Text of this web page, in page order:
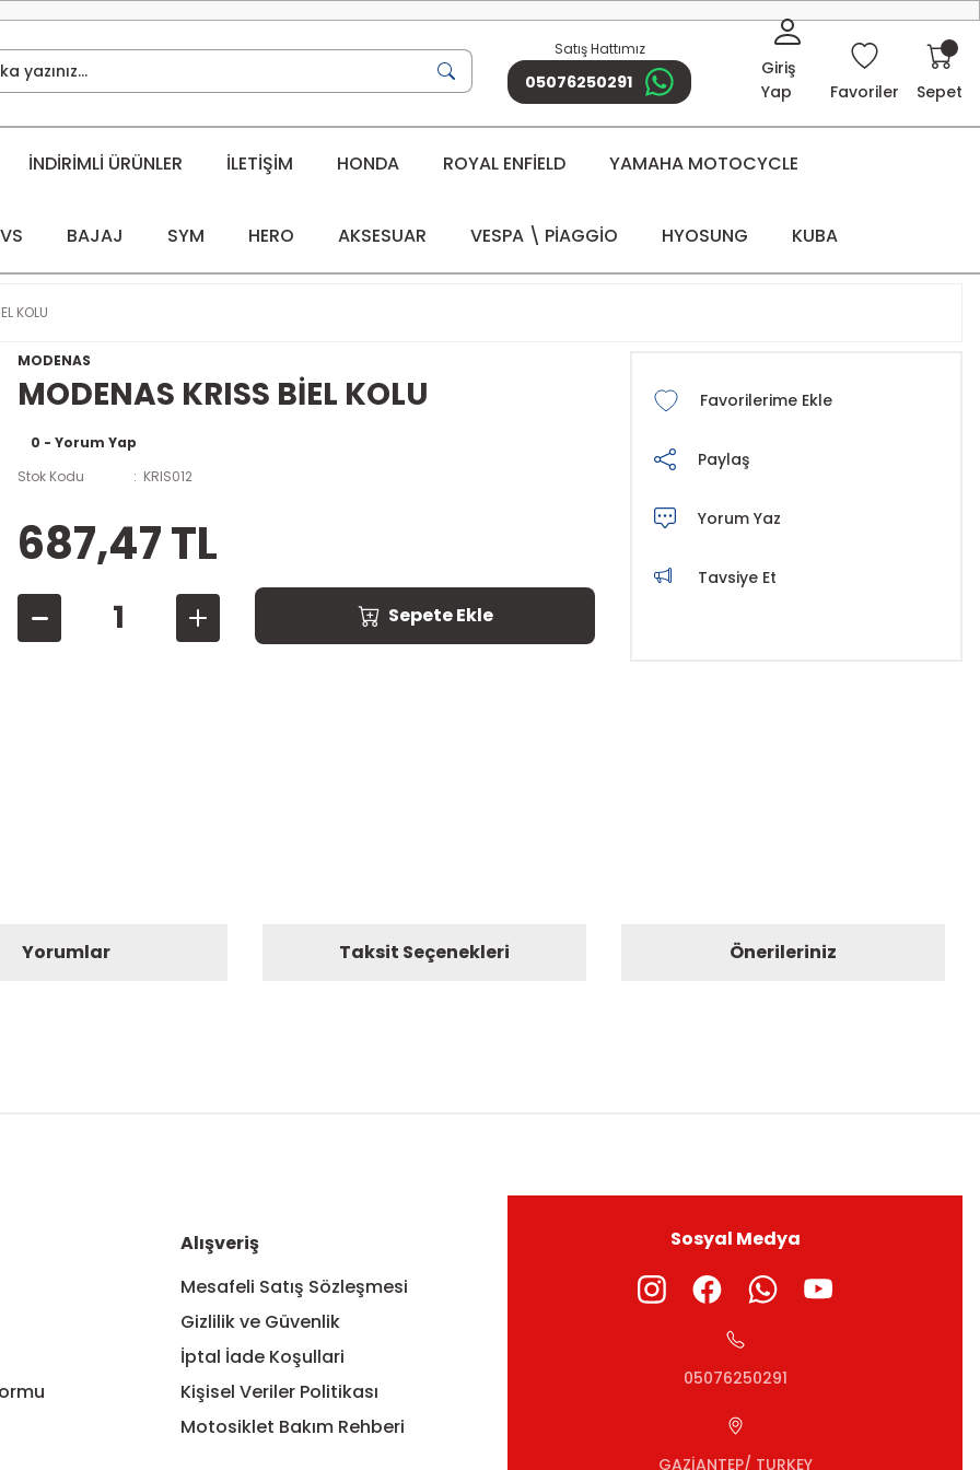
Satış Hattımız
05076250291
Giriş
Yap
Favoriler Sepet
İNDİRİMLİ ÜRÜNLER İLETİŞİM HONDA ROYAL ENFİELD YAMAHA MOTOCYCLE
BAJAJ SYM HERO AKSESUAR VESPA \ PİAGGİO HYOSUNG KUBA
KOLU
MODENAS
MODENAS KRISS BİEL KOLU
0 - Yorum Yap
Stok Kodu
KRIS012
687,47 TL
Sepete Ekle
Paylaş
Yorum Yaz
Tavsiye Et
Yorumlar Taksit Seçenekleri Önerileriniz
Alışveriş
Mesafeli Satış Sözleşmesi
Gizlilik ve Güvenlik
İptal İade Koşullari
Kişisel Veriler Politikası
Motosiklet Bakım Rehberi
Sosyal Medya
05076250291
GAZİANTEP/ TURKEY